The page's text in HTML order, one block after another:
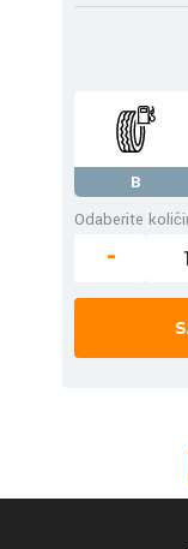
B
Odaberite
-